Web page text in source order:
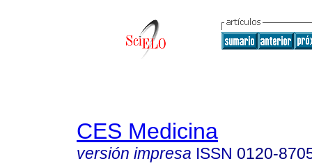
CES Medicina
versión impresa ISSN 0120-